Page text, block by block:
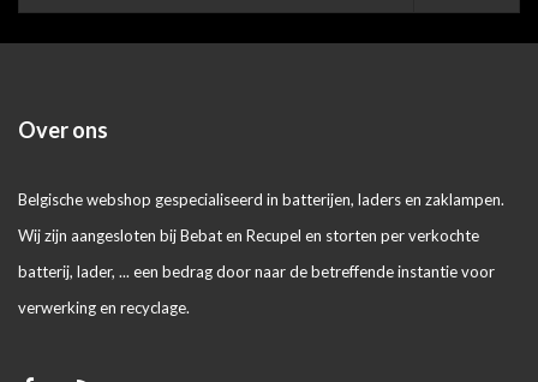
Over ons
Belgische webshop gespecialiseerd in batterijen, laders en zaklampen.
Wij zijn aangesloten bij Bebat en Recupel en storten per verkochte
batterij, lader, ... een bedrag door naar de betreffende instantie voor
verwerking en recyclage.